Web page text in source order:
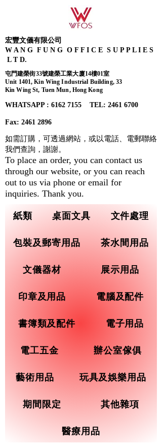
宏豐文儀有限公司
W A N G F U N G O F F I C E S U P P L I E S
L T D.
屯門建榮街33號建榮工業大廈14樓01室
Unit 1401, Kin Wing Industrial Building, 33
Kin Wing St, Tuen Mun, Hong Kong
WHATSAPP : 6162 7155​ TEL: 2461 6700
Fax: 2461 2896
紙類 桌面文具 文件處理
包裝及郵寄用品 茶水間用品
文儀器材 展示用品
印章及用品 電腦及配件
書簿類及配件 電子用品
電工五金 辦公室傢俱
藝術用品 玩具及娛樂用品
期間限定 其他雜項
醫療用品
如需訂購，可透過網站，或以電話、電郵聯絡
我們查詢， 謝謝。
To place an order, you can contact us
through our website, or you can reach
out to us via phone or email for
inquiries. Thank you.